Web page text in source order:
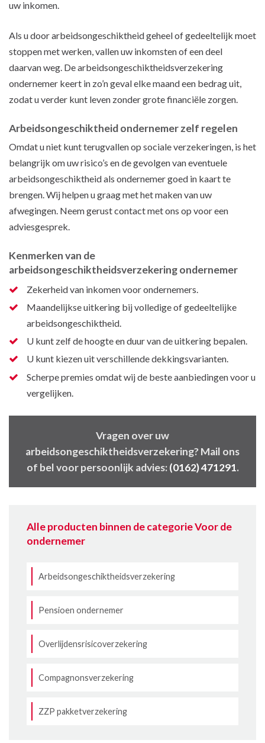
uw inkomen.
Als u door arbeidsongeschiktheid geheel of gedeeltelijk moet
stoppen met werken, vallen uw inkomsten of een deel
daarvan weg. De arbeidsongeschiktheidsverzekering
ondernemer keert in zo’n geval elke maand een bedrag uit,
zodat u verder kunt leven zonder grote financiële zorgen.
Arbeidsongeschiktheid ondernemer zelf regelen
Omdat u niet kunt terugvallen op sociale verzekeringen, is het
belangrijk om uw risico’s en de gevolgen van eventuele
arbeidsongeschiktheid als ondernemer goed in kaart te
brengen. Wij helpen u graag met het maken van uw
afwegingen. Neem gerust contact met ons op voor een
adviesgesprek.
Kenmerken van de
arbeidsongeschiktheidsverzekering ondernemer
Zekerheid van inkomen voor ondernemers.
Maandelijkse uitkering bij volledige of gedeeltelijke
arbeidsongeschiktheid.
U kunt zelf de hoogte en duur van de uitkering bepalen.
U kunt kiezen uit verschillende dekkingsvarianten.
Scherpe premies omdat wij de beste aanbiedingen voor u
vergelijken.
Vragen over uw
arbeidsongeschiktheidsverzekering? Mail ons
of bel voor persoonlijk advies:(0162) 471291.
Alle producten binnen de categorie Voor de
ondernemer
Arbeidsongeschiktheidsverzekering
Pensioen ondernemer
Overlijdensrisicoverzekering
Compagnonsverzekering
ZZP pakketverzekering